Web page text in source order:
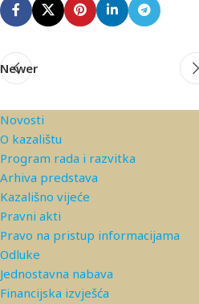
Newer
Novosti
O kazalištu
Program rada i razvitka
Arhiva predstava
Kazališno vijeće
Pravni akti
Pravo na pristup informacijama
Odluke
Jednostavna nabava
Financijska izvješća